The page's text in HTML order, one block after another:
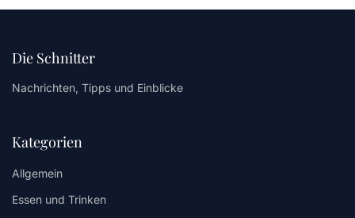
Die Schnitter
Nachrichten, Tipps und Einblicke
Kategorien
Allgemein
Essen und Trinken